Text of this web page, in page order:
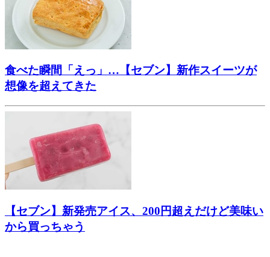
食べた瞬間「えっ」…【セブン】新作スイーツが
想像を超えてきた
【セブン】新発売アイス、200円超えだけど美味い
から買っちゃう